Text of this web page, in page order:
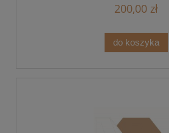
200,00 zł
do koszyka